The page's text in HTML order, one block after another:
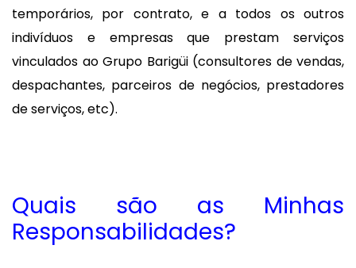
temporários, por contrato, e a todos os outros
indivíduos e empresas que prestam serviços
vinculados ao Grupo Barigüi (consultores de vendas,
despachantes, parceiros de negócios, prestadores
de serviços, etc).
Quais são as Minhas
Responsabilidades?